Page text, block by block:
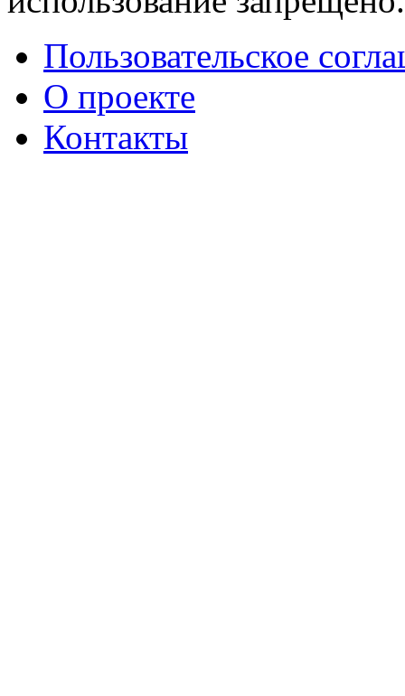
Пользовательское
О проекте
Контакты